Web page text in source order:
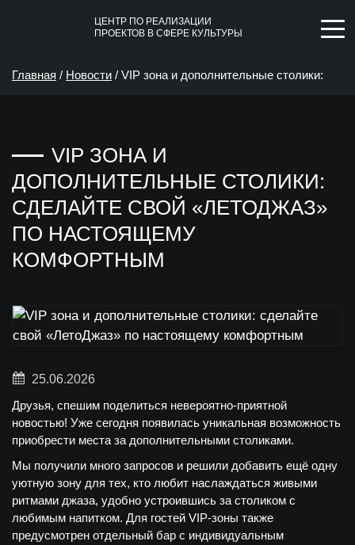
ЦЕНТР ПО РЕАЛИЗАЦИИ
ПРОЕКТОВ В СФЕРЕ КУЛЬТУРЫ
Главная / Новости / VIP зона и дополнительные столики:
VIP ЗОНА И
ДОПОЛНИТЕЛЬНЫЕ СТОЛИКИ:
СДЕЛАЙТЕ СВОЙ «ЛЕТОДЖАЗ»
ПО НАСТОЯЩЕМУ
КОМФОРТНЫМ
25.06.2026
Друзья, спешим поделиться невероятно-приятной
новостью! Уже сегодня появилась уникальная возможность
приобрести места за дополнительными столиками.
Мы получили много запросов и решили добавить ещё одну
уютную зону для тех, кто любит наслаждаться живыми
ритмами джаза, удобно устроившись за столиком с
любимым напитком. Для гостей VIP-зоны также
предусмотрен отдельный бар с индивидуальным